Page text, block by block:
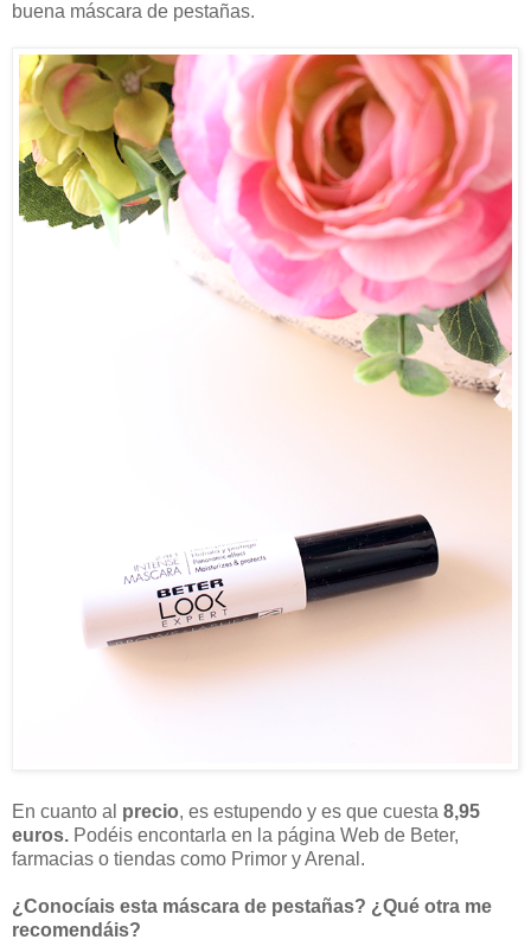
buena máscara de pestañas.
En cuanto al precio, es estupendo y es que cuesta 8,95
euros. Podéis encontarla en la página Web de Beter,
farmacias o tiendas como Primor y Arenal.
¿Conocíais esta máscara de pestañas? ¿Qué otra me
recomendáis?